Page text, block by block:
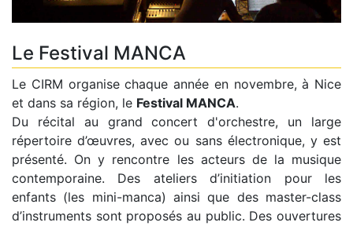
Le Festival MANCA
Le CIRM organise chaque année en novembre, à Nice
et dans sa région, le Festival MANCA.
Du récital au grand concert d'orchestre, un large
répertoire d’œuvres, avec ou sans électronique, y est
présenté. On y rencontre les acteurs de la musique
contemporaine. Des ateliers d’initiation pour les
enfants (les mini-manca) ainsi que des master-class
d’instruments sont proposés au public. Des ouvertures